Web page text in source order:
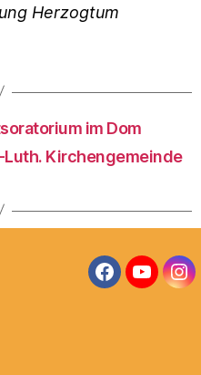
Herzogtum
im Dom
Luth. Kirchengemeinde
Facebook